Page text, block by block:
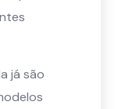
já são